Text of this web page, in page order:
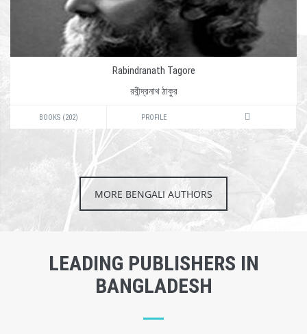
Rabindranath Tagore
রবীন্দ্রনাথ ঠাকুর
BOOKS (202) PROFILE
MORE BENGALI AUTHORS
LEADING PUBLISHERS IN
BANGLADESH